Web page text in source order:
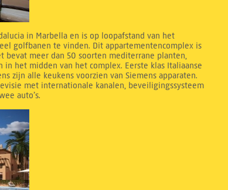
in Marbella en is op loopafstand van het
golfbanen te vinden. Dit appartementencomplex is
bevat meer dan 50 soorten mediterrane planten,
het midden van het complex. Eerste klas Italiaanse
zijn alle keukens voorzien van Siemens apparaten.
met internationale kanalen, beveiligingssysteem
auto’s.